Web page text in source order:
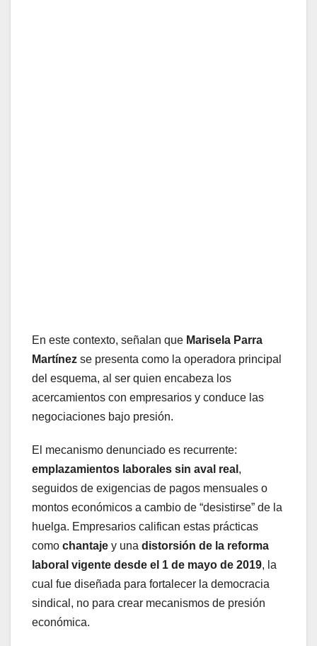
En este contexto, señalan que Marisela Parra
Martínez se presenta como la operadora principal
del esquema, al ser quien encabeza los
acercamientos con empresarios y conduce las
negociaciones bajo presión.
El mecanismo denunciado es recurrente:
emplazamientos laborales sin aval real ,
seguidos de exigencias de pagos mensuales o
montos económicos a cambio de “desistirse” de la
huelga. Empresarios califican estas prácticas
como chantaje y una distorsión de la reforma
laboral vigente desde el 1 de mayo de 2019, la
cual fue diseñada para fortalecer la democracia
sindical, no para crear mecanismos de presión
económica.